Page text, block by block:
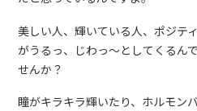
美しい人、輝いている人、ポジテ
がうるっ、じわっ～としてくるん
せんか？
瞳がキラキラ輝いたり、ホルモン